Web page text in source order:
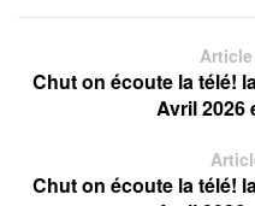
Chut on écoute la télé!
Avril 2026
Chut on écoute la télé!